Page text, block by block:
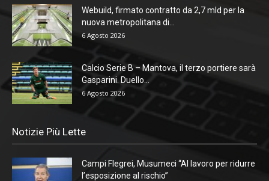
Webuild, firmato contratto da 2,7 mld per la
nuova metropolitana di...
6 Agosto 2026
Calcio Serie B – Mantova, il terzo portiere sarà
Gasparini. Duello...
6 Agosto 2026
Notizie Più Lette
Campi Flegrei, Musumeci “Al lavoro per ridurre
l’esposizione al rischio”